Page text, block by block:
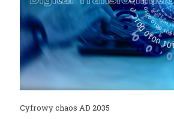
Cyfrowy chaos AD 2035